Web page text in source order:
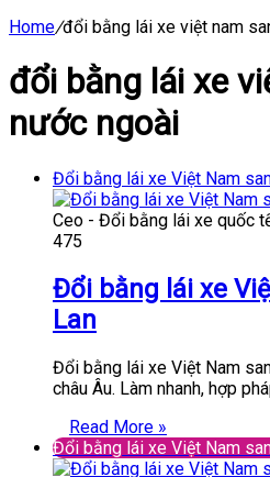
Home/đổi bằng lái xe việt nam
đổi bằng lái xe
nước ngoài
Đổi bằng lái xe Việt Nam
Ceo - Đổi bằng lái xe quốc
475
Đổi bằng lái xe
Lan
Đổi bằng lái xe Việt Nam
châu Âu. Làm nhanh, hợp
Read More »
Đổi bằng lái xe Việt Nam